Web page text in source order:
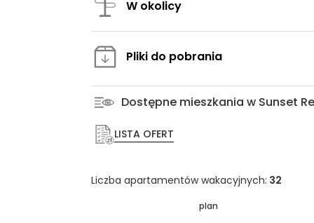
W okolicy
Pliki do pobrania
Dostępne mieszkania w Sunset
LISTA OFERT
Liczba apartamentów wakacyjnych: 32
plan